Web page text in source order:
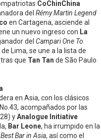
CoChinChina
del Rémy Martin Legend
en Cartagena, asciende al
un nuevo ingreso con La
del Campari One To
de Lima, se une a la lista de
que Tan Tan de São Paulo
en Asia, con los clásicos
acompañados por las
yAnalogue Initiative
Bar Leone, ha irrumpido en la
Bar in Asia, así como el